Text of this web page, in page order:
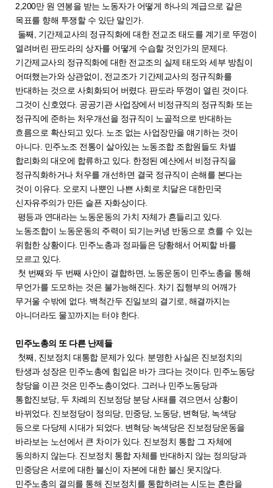
2,200만 원 연봉을 받는 노동자가 어떻게 하나의 계급으로 같은
목표를 향해 투쟁할 수 있단 말인가.
둘째, 기간제교사의 정규직화에 대한 전교조 태도를 계기로 뚜껑이
열려버린 판도라의 상자를 어떻게 수습할 것인가의 문제다.
기간제교사의 정규직화에 대한 전교조의 실제 태도와 세부 방침이
어떠했는가와 상관없이, 전교조가 기간제교사의 정규직화를
반대하는 것으로 사회화되어 버렸다. 판도라 뚜껑이 열린 것이다.
그것이 신호였다. 공공기관 사업장에서 비정규직의 정규직화 또는
정규직에 준하는 처우개선을 정규직이 노골적으로 반대하는
흐름으로 확산되고 있다. 노조 없는 사업장만을 얘기하는 것이
아니다. 민주노조 전통이 살아있는 노동조합 조합원들도 차별
합리화의 대오에 합류하고 있다. 한정된 예산에서 비정규직을
정규직화하거나 처우를 개선하면 결국 정규직이 손해를 본다는
것이 이유다. 오로지 나뿐인 나쁜 사회로 치달은 대한민국
신자유주의가 만든 슬픈 자화상이다.
평등과 연대라는 노동운동의 가치 자체가 흔들리고 있다.
노동조합이 노동운동의 주력이 되기는커녕 반동으로 흐를 수 있는
위험한 상황이다. 민주노총과 정파들은 당황해서 어찌할 바를
모르고 있다.
첫 번째와 두 번째 사안이 결합하면, 노동운동이 민주노총을 통해
무언가를 도모하는 것은 불가능해진다. 차기 집행부의 어깨가
무거울 수밖에 없다. 백척간두 진일보의 결기로, 해결까지는
아니더라도 물꼬까지는 터야 한다.
민주노총의 또 다른 난제들
첫째, 진보정치 대통합 문제가 있다. 분명한 사실은 진보정치의
탄생과 성장은 민주노총에 힘입은 바가 크다는 것이다. 민주노동당
창당을 이끈 것은 민주노총이었다. 그러나 민주노동당과
통합진보당, 두 차례의 진보정당 분당 사태를 겪으면서 상황이
바뀌었다. 진보정당이 정의당, 민중당, 노동당, 변혁당, 녹색당
등으로 다당제 시대가 되었다. 변혁당·녹색당은 진보정당운동을
바라보는 노선에서 큰 차이가 있다. 진보정치 통합 그 자체에
동의하지 않는다. 진보정치 통합 자체를 반대하지 않는 정의당과
민중당은 서로에 대한 불신이 자본에 대한 불신 못지않다.
민주노총의 결의를 통해 진보정치를 통합하려는 시도는 혼란을